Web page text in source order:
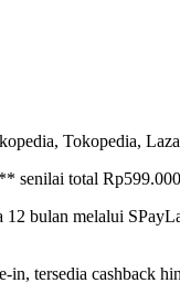
Tokopedia,
senilai total
bulan melalui
tersedia cashback